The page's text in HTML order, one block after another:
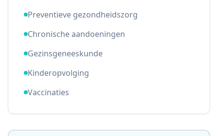
Preventieve gezondheidszorg
Chronische aandoeningen
Gezinsgeneeskunde
Kinderopvolging
Vaccinaties